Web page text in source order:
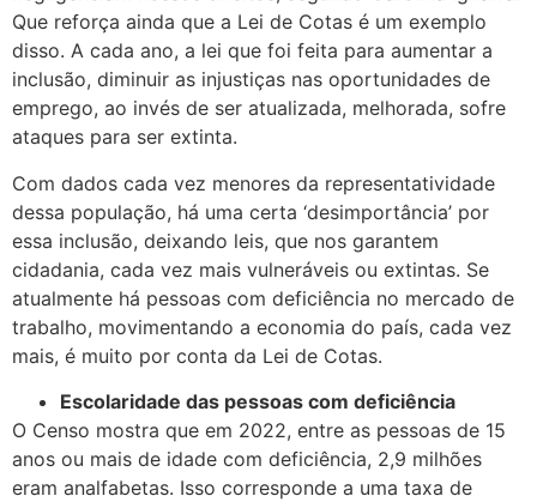
Que reforça ainda que a Lei de Cotas é um exemplo
disso. A cada ano, a lei que foi feita para aumentar a
inclusão, diminuir as injustiças nas oportunidades de
emprego, ao invés de ser atualizada, melhorada, sofre
ataques para ser extinta.
Com dados cada vez menores da representatividade
dessa população, há uma certa ‘desimportância’ por
essa inclusão, deixando leis, que nos garantem
cidadania, cada vez mais vulneráveis ou extintas. Se
atualmente há pessoas com deficiência no mercado de
trabalho, movimentando a economia do país, cada vez
mais, é muito por conta da Lei de Cotas.
Escolaridade das pessoas com deficiência
O Censo mostra que em 2022, entre as pessoas de 15
anos ou mais de idade com deficiência, 2,9 milhões
eram analfabetas. Isso corresponde a uma taxa de